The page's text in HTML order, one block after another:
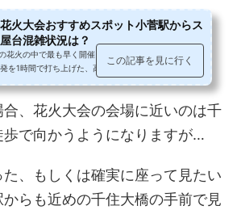
火大会おすすめスポット小菅駅からス
台混雑状況は？
花火の中で最も早く開催される足立の花火。2016年は
を1時間で打ち上げた、高密度に凝縮された花火大会
この記事を見に行く
、花火大会の会場に近いのは千
で向かうようになりますが…
、もしくは確実に座って見たい
らも近めの千住大橋の手前で見